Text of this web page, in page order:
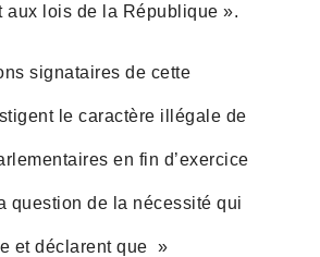
aux lois de la République ».
signataires de cette
le caractère illégale de
en fin d’exercice
question de la nécessité qui
et déclarent que »